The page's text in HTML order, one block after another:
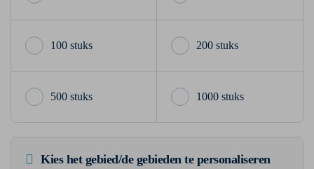
100 stuks 200 stuks
500 stuks 1000 stuks
Kies het gebied/de gebieden te personaliseren